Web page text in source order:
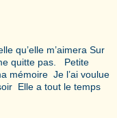
qu’elle m’aimera Sur
quitte pas. Petite
mémoire Je l’ai voulue
Elle a tout le temps